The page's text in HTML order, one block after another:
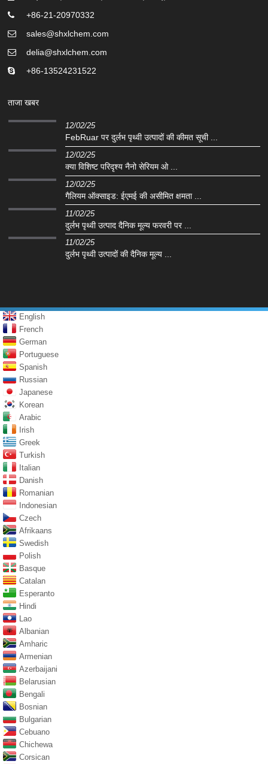
+86-21-20970332
sales@shxlchem.com
delia@shxlchem.com
+86-13524231522
ताजा खबर
12/02/25
FebRuar पर दुर्लभ पृथ्वी उत्पादों की कीमत सूची ...
12/02/25
क्या विशिष्ट परिदृश्य नैनो सेरियम ओ ...
12/02/25
गैलियम ऑक्साइड: ईएमई की असीमित क्षमता ...
11/02/25
दुर्लभ पृथ्वी उत्पाद दैनिक मूल्य फरवरी पर ...
11/02/25
दुर्लभ पृथ्वी उत्पादों की दैनिक मूल्य ...
English
French
German
Portuguese
Spanish
Russian
Japanese
Korean
Arabic
Irish
Greek
Turkish
Italian
Danish
Romanian
Indonesian
Czech
Afrikaans
Swedish
Polish
Basque
Catalan
Esperanto
Hindi
Lao
Albanian
Amharic
Armenian
Azerbaijani
Belarusian
Bengali
Bosnian
Bulgarian
Cebuano
Chichewa
Corsican